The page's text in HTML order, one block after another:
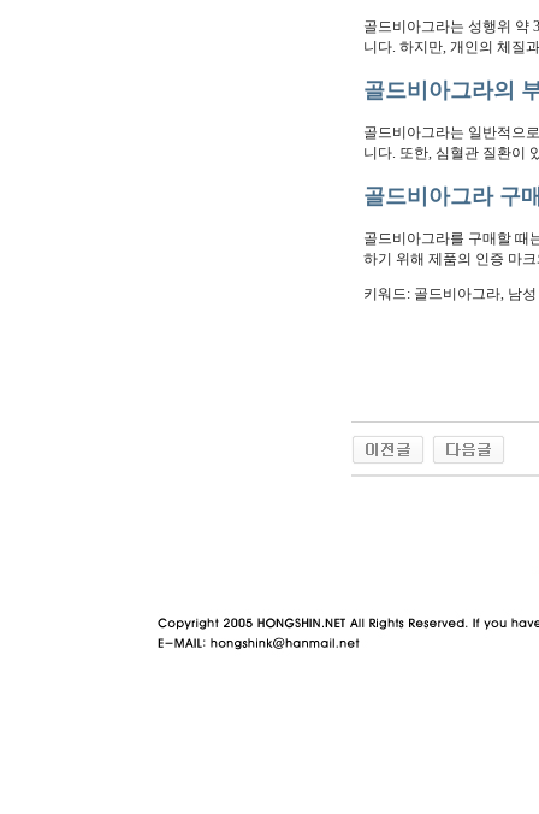
골드비아그라는 성행위 약
니다. 하지만, 개인의 체질
골드비아그라의
골드비아그라는 일반적으
니다. 또한, 심혈관 질환이
골드비아그라 구
골드비아그라를 구매할 때
하기 위해 제품의 인증 마
키워드: 골드비아그라, 남